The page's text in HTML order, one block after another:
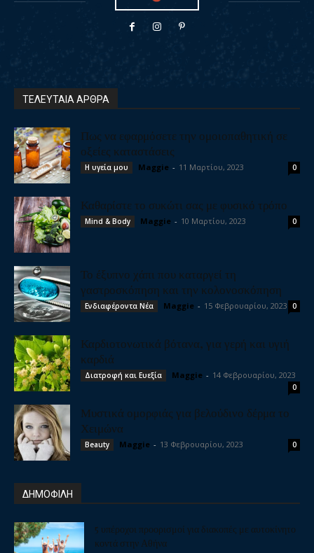
ΤΕΛΕΥΤΑΙΑ ΑΡΘΡΑ
Πως να εφαρμόσετε την ομοιοπαθητική σε
οξείες καταστάσεις
Η υγεία μου Maggie - 11 Μαρτίου, 2023 0
Καθαρίστε το συκώτι σας με φυσικό τρόπο
Mind & Body Maggie - 10 Μαρτίου, 2023 0
Το έξυπνο χάπι που καταργεί τη
γαστροσκόπηση και την κολονοσκόπηση
Ενδιαφέροντα Νέα Maggie - 15 Φεβρουαρίου, 2023 0
Καρδιοτονωτικά βότανα, για γερή και υγιή
καρδιά
Διατροφή και Ευεξία Maggie - 14 Φεβρουαρίου, 2023
0
Μυστικά ομορφιάς για βελούδινο δέρμα το
Χειμώνα
Beauty Maggie - 13 Φεβρουαρίου, 2023 0
ΔΗΜΟΦΙΛΗ
5 υπέροχοι προορισμοί για διακοπές με αυτοκίνητο
κοντά στην Αθήνα